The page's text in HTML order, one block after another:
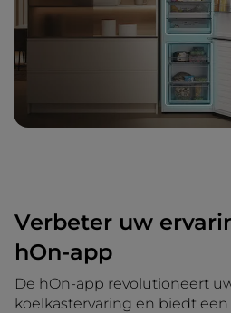
Verbeter uw
hOn-app
De hOn-app revolutioneert
koelkastervaring en biedt een